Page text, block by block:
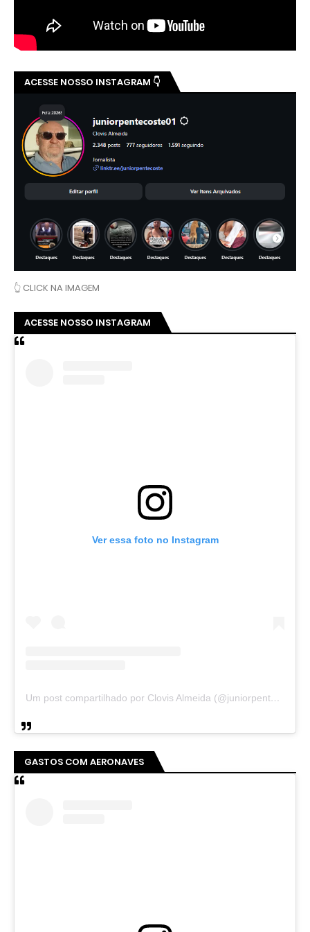
ACESSE NOSSO INSTAGRAM 👇
👆 CLICK NA IMAGEM
ACESSE NOSSO INSTAGRAM
Ver essa foto no Instagram
Um post compartilhado por Clovis Almeida (@juniorpentecoste01)
GASTOS COM AERONAVES